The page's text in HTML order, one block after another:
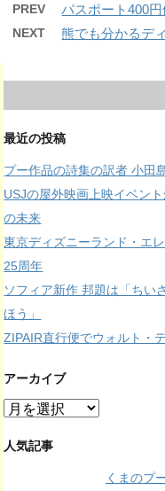
PREV パスポート400
NEXT 熊でも分かるデ
最近の投稿
プー作品の詩集の訳者 小田
USJの屋外映画上映イベン
の未来
東京ディズニーランド・エ
25周年
ソフィア新作 邦題は「ちい
ほう」
ZIPAIR直行便でウォルト・
アーカイブ
ア
カ
人気記事
くまのプ